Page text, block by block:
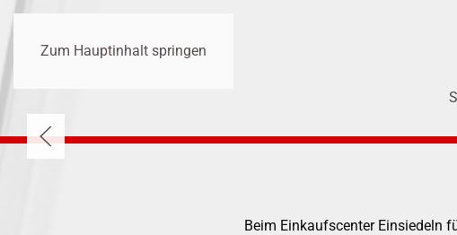
Zum Hauptinhalt springen
Beim Einkaufscenter Einsiedeln